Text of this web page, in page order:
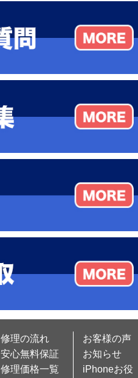
修理の流れ
安心無料保証
修理価格一覧
お客様の声
お知らせ
iPhoneお役